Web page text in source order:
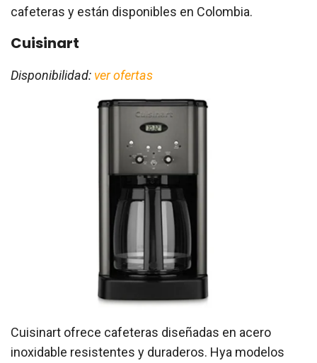
cafeteras y están disponibles en Colombia.
Cuisinart
Disponibilidad: ver ofertas
Cuisinart ofrece cafeteras diseñadas en acero
inoxidable resistentes y duraderos. Hya modelos